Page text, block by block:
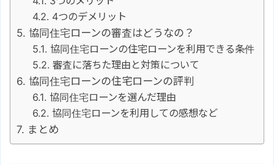
4つのデメリット
協同住宅ローンの審査はどうなの？
協同住宅ローンの住宅ローンを利用できる条件
審査に落ちた理由と対策について
協同住宅ローンの住宅ローンの評判
協同住宅ローンを選んだ理由
協同住宅ローンを利用しての感想など
まとめ